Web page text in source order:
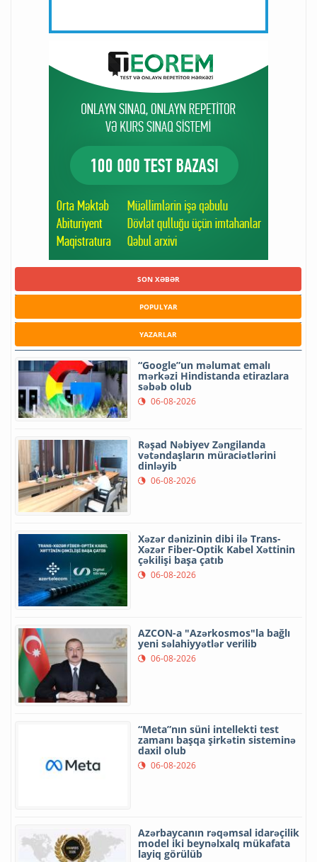
SON XƏBƏR
POPULYAR
YAZARLAR
“Google”un məlumat emalı
mərkəzi Hindistanda etirazlara
səbəb olub
06-08-2026
Rəşad Nəbiyev Zəngilanda
vətəndaşların müraciətlərini
dinləyib
06-08-2026
Xəzər dənizinin dibi ilə Trans-
Xəzər Fiber-Optik Kabel Xəttinin
çəkilişi başa çatıb
06-08-2026
AZCON-a "Azərkosmos"la bağlı
yeni səlahiyyətlər verilib
06-08-2026
“Meta”nın süni intellekti test
zamanı başqa şirkətin sisteminə
daxil olub
06-08-2026
Azərbaycanın rəqəmsal idarəçilik
model iki beynəlxalq mükafata
layiq görülüb